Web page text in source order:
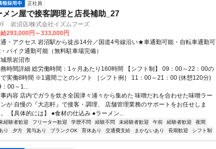
正社員
メン屋で接客調理と店長補助_27
岩沼店/株式会社イズムフーズ
293,000円～333,000円
・アクセス 岩沼駅から徒歩14分／国道4号線沿い★車通勤可能・自転車通勤可
バイク通勤可能（無料駐車場完備）
県岩沼市
時間詳細 総労働時間：1ヶ月あたり160時間 【シフト制】 09：00～22：00の
実働8時間 ※1週間ごとのシフト ［シフト例］ 11：00～21：00 (休憩120分)
：00～1...
内容 店内でガラを炊き全国津々浦々から集めた 味噌だれを合わせた味噌ラー
ンが 自慢の『大志軒』で接客・調理、 店舗管理業務のサポートをお任せしま
【具体的には】 ●食材の仕込み ●ラーメン...
経験者歓迎 フリーター歓迎 学歴不問 経験不問 未経験者歓迎 午前 経験者歓迎
夜間
り
夕方 賞与あり ブランクOK 育休あり 交通費支給 まかないあり 長期歓迎 シフト制